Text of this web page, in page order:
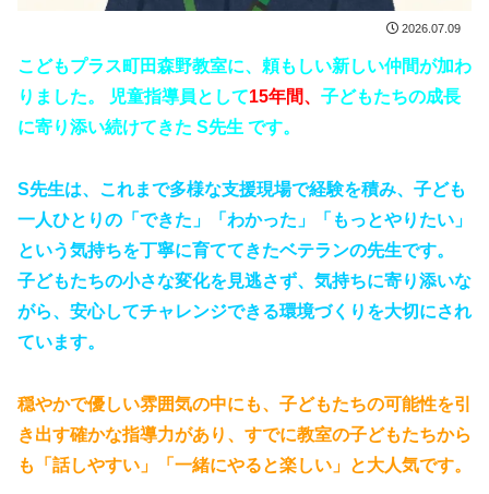
2026.07.09
こどもプラス町田森野教室に、頼もしい新しい仲間が加わ
りました。 児童指導員として15年間、 子どもたちの成長
に寄り添い続けてきた S先生 です。
S先生は、これまで多様な支援現場で経験を積み、子ども
一人ひとりの「できた」「わかった」「もっとやりたい」
という気持ちを丁寧に育ててきたベテランの先生です。
子どもたちの小さな変化を見逃さず、気持ちに寄り添いな
がら、安心してチャレンジできる環境づくりを大切にされ
ています。
穏やかで優しい雰囲気の中にも、子どもたちの可能性を引
き出す確かな指導力があり、すでに教室の子どもたちから
も「話しやすい」「一緒にやると楽しい」と大人気です。